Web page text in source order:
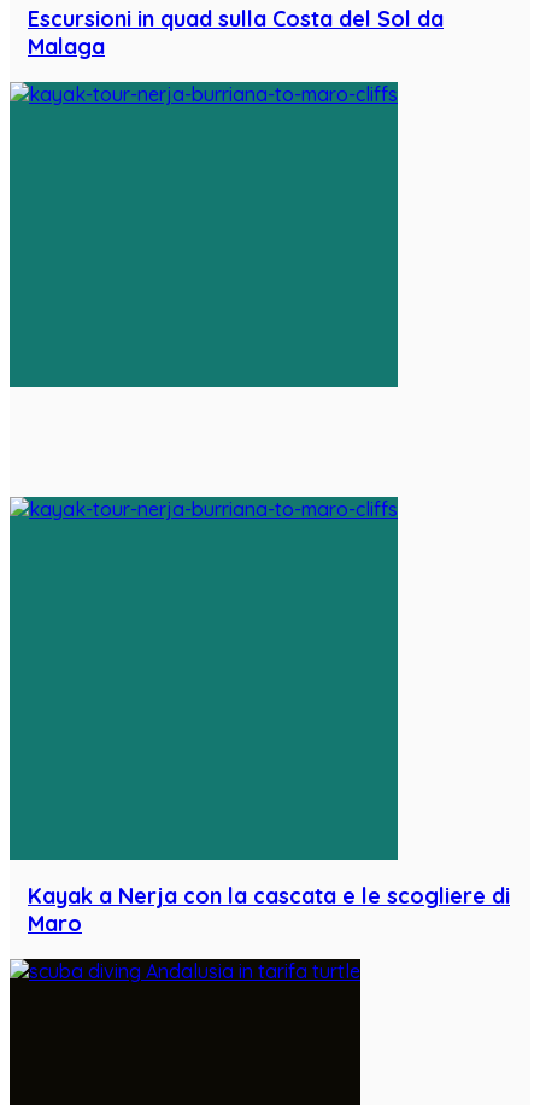
Escursioni in quad sulla Costa del Sol da
Malaga
Kayak a Nerja con la cascata e le scogliere di
Maro